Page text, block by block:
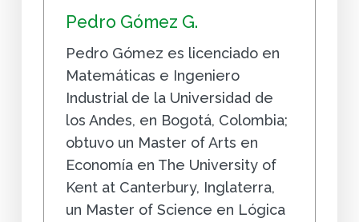
Pedro Gómez G.
Pedro Gómez es licenciado en
Matemáticas e Ingeniero
Industrial de la Universidad de
los Andes, en Bogotá, Colombia;
obtuvo un Master of Arts en
Economía en The University of
Kent at Canterbury, Inglaterra,
un Master of Science en Lógica